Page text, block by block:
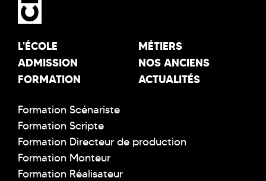
L'ÉCOLE
ADMISSION
FORMATION
MÉTIERS
NOS ANCIENS
ACTUALITÉS
Formation Scénariste
Formation Scripte
Formation Directeur de production
Formation Monteur
Formation Réalisateur